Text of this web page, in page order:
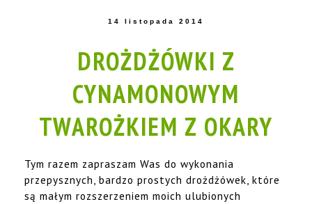
14 listopada 2014
DROŻDŻÓWKI Z
CYNAMONOWYM
TWAROŻKIEM Z OKARY
Tym razem zapraszam Was do wykonania
przepysznych, bardzo prostych drożdżówek, które
są małym rozszerzeniem moich ulubionych